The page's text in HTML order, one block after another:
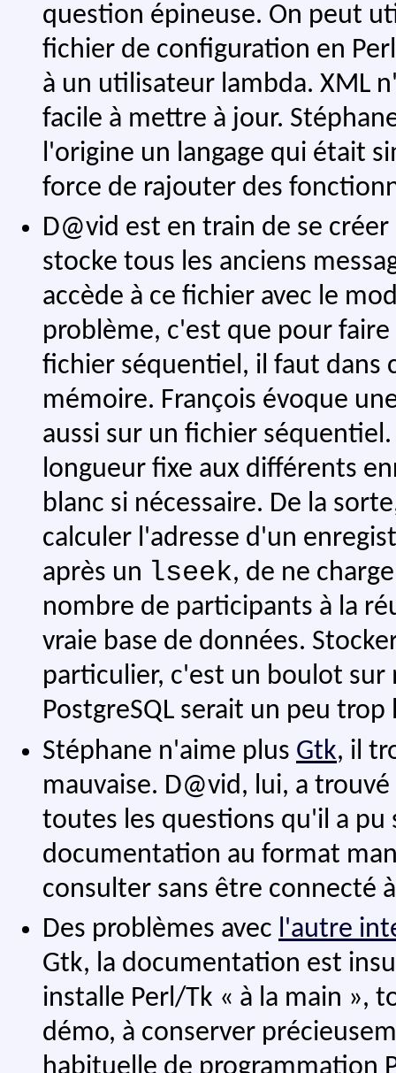
question épineuse. On peut
fichier de configuration en
à un utilisateur lambda. XML
facile à mettre à jour.
l'origine un langage qui était
force de rajouter des
D@vid est en train de se
stocke tous les anciens
accède à ce fichier avec le
problème, c'est que pour
fichier séquentiel, il faut dans
mémoire. François évoque
aussi sur un fichier
longueur fixe aux différents
blanc si nécessaire. De la
calculer l'adresse d'un
après un lseek, de ne
nombre de participants à la
vraie base de données.
particulier, c'est un boulot sur
PostgreSQL serait un peu
Stéphane n'aime plus Gtk, il
mauvaise. D@vid, lui, a
toutes les questions qu'il a pu
documentation au format
consulter sans être connecté
Des problèmes avec l'autre
Gtk, la documentation est
installe Perl/Tk « à la main »,
démo, à conserver